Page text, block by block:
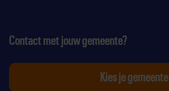
Contact met jouw gemeente?
Kies je gemeente